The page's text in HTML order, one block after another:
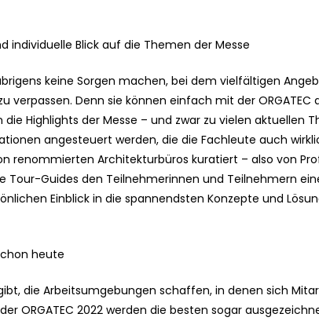
individuelle Blick auf die Themen der Messe
keine Sorgen machen, bei dem vielfältigen
verpassen. Denn sie können einfach mit der ORGATEC
Highlights der Messe – und zwar zu vielen aktuellen
angesteuert werden, die die Fachleute auch
renommierten Architekturbüros kuratiert – also von
Tour-Guides den Teilnehmerinnen und Teilnehmern
Einblick in die spannendsten Konzepte und
heute
die Arbeitsumgebungen schaffen, in denen sich
ORGATEC 2022 werden die besten sogar